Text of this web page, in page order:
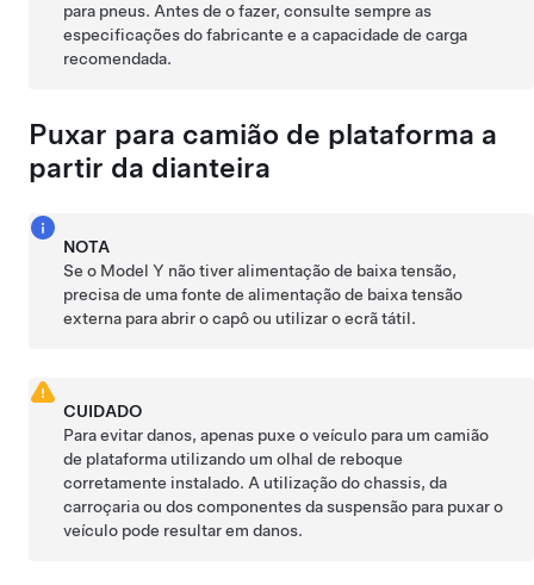
para pneus. Antes de o fazer, consulte sempre as
especificações do fabricante e a capacidade de carga
recomendada.
Puxar para camião de plataforma a
partir da dianteira
NOTA
Se o Model Y não tiver alimentação de baixa tensão,
precisa de uma fonte de alimentação de baixa tensão
externa para abrir o capô ou utilizar o ecrã tátil.
CUIDADO
Para evitar danos, apenas puxe o veículo para um camião
de plataforma utilizando um olhal de reboque
corretamente instalado. A utilização do chassis, da
carroçaria ou dos componentes da suspensão para puxar o
veículo pode resultar em danos.